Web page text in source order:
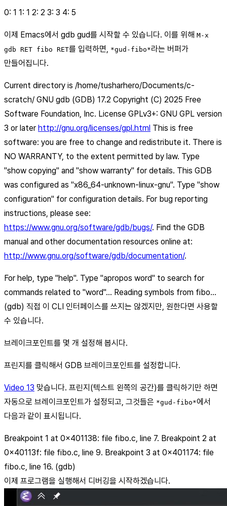
0: 1 1: 1 2: 2 3: 3 4: 5
이제 Emacs에서 gdb gud를 시작할 수 있습니다. 이를 위해 M-x
gdb RET fibo RET를 입력하면, *gud-fibo*라는 버퍼가
만들어집니다.
Current directory is /home/tusharhero/Documents/c-
scratch/ GNU gdb (GDB) 17.2 Copyright (C) 2025 Free
Software Foundation, Inc. License GPLv3+: GNU GPL version
3 or later http://gnu.org/licenses/gpl.html This is free
software: you are free to change and redistribute it. There is
NO WARRANTY, to the extent permitted by law. Type
"show copying" and "show warranty" for details. This GDB
was configured as "x86_64-unknown-linux-gnu". Type "show
configuration" for configuration details. For bug reporting
instructions, please see:
https://www.gnu.org/software/gdb/bugs/. Find the GDB
manual and other documentation resources online at:
http://www.gnu.org/software/gdb/documentation/.
For help, type "help". Type "apropos word" to search for
commands related to "word"... Reading symbols from fibo...
(gdb) 직접 이 CLI 인터페이스를 쓰지는 않겠지만, 원한다면 사용할
수 있습니다.
브레이크포인트를 몇 개 설정해 봅시다.
프린지를 클릭해서 GDB 브레이크포인트를 설정합니다.
Video 13 맞습니다. 프린지(텍스트 왼쪽의 공간)를 클릭하기만 하면
자동으로 브레이크포인트가 설정되고, 그것들은 *gud-fibo*에서
다음과 같이 표시됩니다.
Breakpoint 1 at 0x401138: file fibo.c, line 7. Breakpoint 2 at
0x40113f: file fibo.c, line 9. Breakpoint 3 at 0x401174: file
fibo.c, line 16. (gdb)
이제 프로그램을 실행해서 디버깅을 시작하겠습니다.